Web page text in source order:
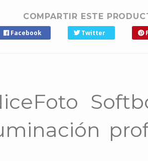
COMPARTIR ESTE
Facebook Twitter